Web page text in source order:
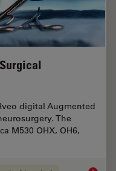
digital Augmented
The
M530 OHX, OH6,